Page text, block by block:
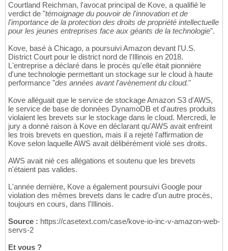
Courtland Reichman, l'avocat principal de Kove, a qualifié le
verdict de "témoignage du pouvoir de l'innovation et de
l'importance de la protection des droits de propriété intellectuelle
pour les jeunes entreprises face aux géants de la technologie".
Kove, basé à Chicago, a poursuivi Amazon devant l'U.S.
District Court pour le district nord de l'Illinois en 2018.
L'entreprise a déclaré dans le procès qu'elle était pionnière
d'une technologie permettant un stockage sur le cloud à haute
performance "des années avant l'avènement du cloud."
Kove alléguait que le service de stockage Amazon S3 d'AWS,
le service de base de données DynamoDB et d'autres produits
violaient les brevets sur le stockage dans le cloud. Mercredi, le
jury a donné raison à Kove en déclarant qu'AWS avait enfreint
les trois brevets en question, mais il a rejeté l'affirmation de
Kove selon laquelle AWS avait délibérément violé ses droits.
AWS avait nié ces allégations et soutenu que les brevets
n'étaient pas valides.
L'année dernière, Kove a également poursuivi Google pour
violation des mêmes brevets dans le cadre d'un autre procès,
toujours en cours, dans l'Illinois.
Source : https://casetext.com/case/kove-io-inc-v-amazon-web-
servs-2
Et vous ?